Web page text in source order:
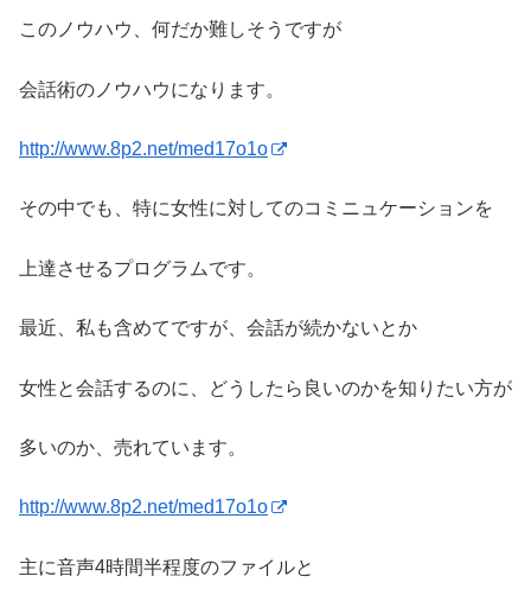
このノウハウ、何だか難しそうですが
会話術のノウハウになります。
http://www.8p2.net/med17o1o
その中でも、特に女性に対してのコミニュケーションを
上達させるプログラムです。
最近、私も含めてですが、会話が続かないとか
女性と会話するのに、どうしたら良いのかを知りたい方が
多いのか、売れています。
http://www.8p2.net/med17o1o
主に音声4時間半程度のファイルと